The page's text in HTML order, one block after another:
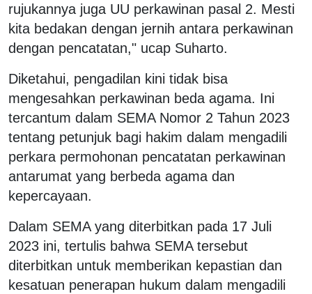
rujukannya juga UU perkawinan pasal 2. Mesti
kita bedakan dengan jernih antara perkawinan
dengan pencatatan," ucap Suharto.
Diketahui, pengadilan kini tidak bisa
mengesahkan perkawinan beda agama. Ini
tercantum dalam SEMA Nomor 2 Tahun 2023
tentang petunjuk bagi hakim dalam mengadili
perkara permohonan pencatatan perkawinan
antarumat yang berbeda agama dan
kepercayaan.
Dalam SEMA yang diterbitkan pada 17 Juli
2023 ini, tertulis bahwa SEMA tersebut
diterbitkan untuk memberikan kepastian dan
kesatuan penerapan hukum dalam mengadili